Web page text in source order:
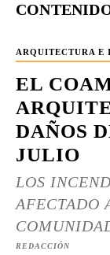
ARQUITECTURA E
EL
DAÑOS
JULIO
LOS
AFECTADO
REDACCIÓN